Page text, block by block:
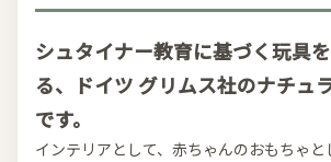
シュタイナー教育に基づく玩具
る、ドイツ グリムス社のナチュ
です。
インテリアとして、赤ちゃんのおもちゃ